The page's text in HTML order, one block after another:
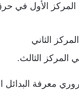
الأول في حرق
الثاني
المركز الثالث.
معرفة البدائل